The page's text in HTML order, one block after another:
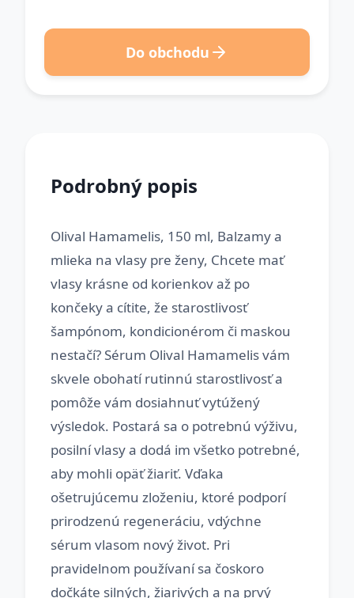
Do obchodu
Podrobný popis
Olival Hamamelis, 150 ml, Balzamy a
mlieka na vlasy pre ženy, Chcete mať
vlasy krásne od korienkov až po
končeky a cítite, že starostlivosť
šampónom, kondicionérom či maskou
nestačí? Sérum Olival Hamamelis vám
skvele obohatí rutinnú starostlivosť a
pomôže vám dosiahnuť vytúžený
výsledok. Postará sa o potrebnú výživu,
posilní vlasy a dodá im všetko potrebné,
aby mohli opäť žiariť. Vďaka
ošetrujúcemu zloženiu, ktoré podporí
prirodzenú regeneráciu, vdýchne
sérum vlasom nový život. Pri
pravidelnom používaní sa čoskoro
dočkáte silných, žiarivých a na prvý